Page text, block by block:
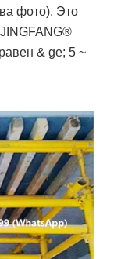
фото). Это
JINGFANG®
& ge; 5 ~